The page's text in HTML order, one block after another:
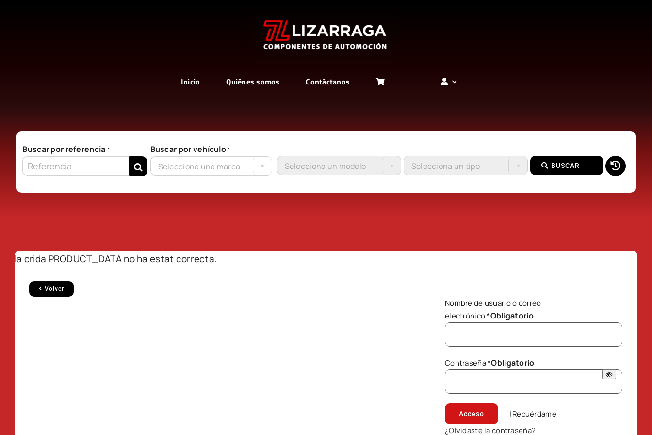
Inicio Quiénes somos Contáctanos
Buscar por referencia :
Buscar por vehículo :
Selecciona una marca
Selecciona un modelo Selecciona un tipo BUSCAR
la crida PRODUCT_DATA no ha estat correcta.
Volver
Nombre de usuario o correo
electrónico*Obligatorio
Contraseña*Obligatorio
Recuérdame
Acceso
¿Olvidaste la contraseña?